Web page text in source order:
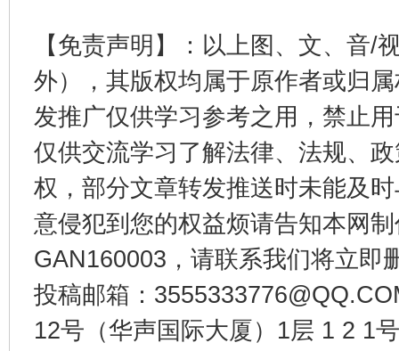
【免责声明】：以上图、文、音/
外），其版权均属于原作者或归
发推广仅供学习参考之用，禁止
仅供交流学习了解法律、法规、
权，部分文章转发推送时未能及
意侵犯到您的权益烦请告知本网
GAN160003，请联系我们将立即
投稿邮箱：
12号（华声国际大厦）1层 1 2 1
在谋一域中谋全局
今